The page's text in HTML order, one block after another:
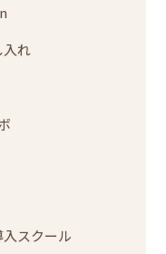
入れ
スクール